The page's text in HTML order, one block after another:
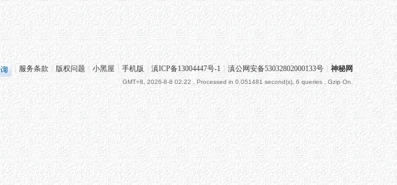
服务条款 版权问题 | 小黑屋 手机版 滇ICP备13004447号-1 | 滇公网安备53032802000133号 神秘网
GMT+8, 2026-8-8 02:22 , Processed in 0.051481 second(s), 6 queries , Gzip On.